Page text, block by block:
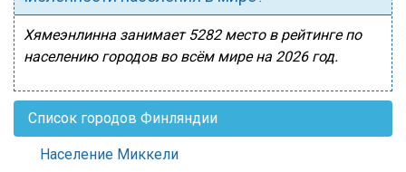
Хямеэнлинна занимает 5282 место в рейтинге по
населению городов во всём мире на 2026 год.
Список городов Финляндии
Население Миккели